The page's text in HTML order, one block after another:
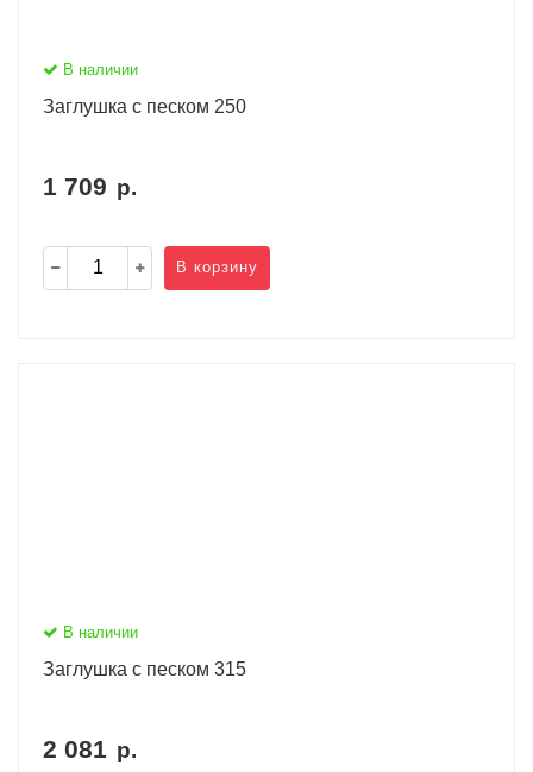
В наличии
Заглушка с песком 250
1 709 р.
В корзину
В наличии
Заглушка с песком 315
2 081 р.